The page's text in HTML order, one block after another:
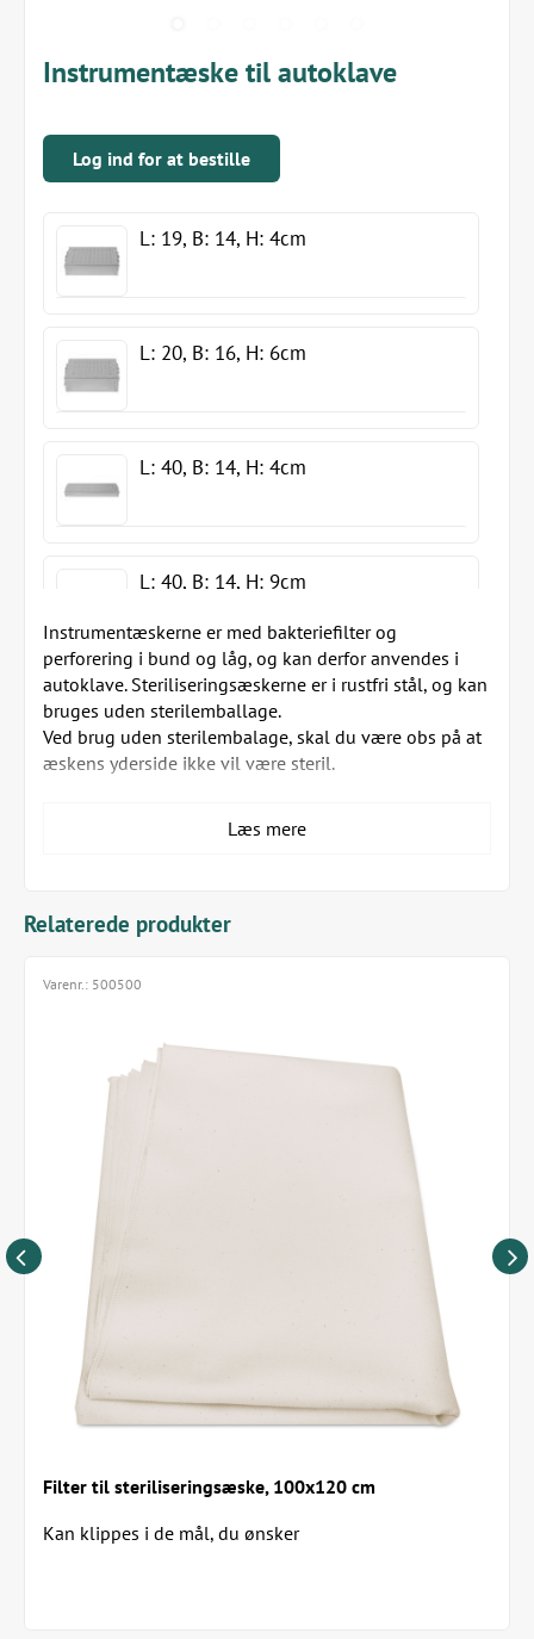
Instrumentæske til autoklave
Log ind for at bestille
L: 19, B: 14, H: 4cm
L: 20, B: 16, H: 6cm
L: 40, B: 14, H: 4cm
L: 40, B: 14, H: 9cm
L: 41, B: 16, H: 6cm
Instrumentæskerne er med bakteriefilter og
perforering i bund og låg, og kan derfor anvendes i
autoklave. Steriliseringsæskerne er i rustfri stål, og kan
bruges uden sterilemballage.
Ved brug uden sterilembalage, skal du være obs på at
æskens yderside ikke vil være steril.
L 40 x B 14 x H 9 cm (varenr. 500341)
L 41 x B 16 x H 12 cm (varenr. 500442)
Det er muligt at anvende stoffilter (varenr. 500500)
OBS Instrumentæskerne kan ikke anvendes i
tørsterilisator!
Læs mere
Relaterede produkter
Filter til steriliseringsæske, 100x120 cm
Kan klippes i de mål, du ønsker
Varenr.: 500500